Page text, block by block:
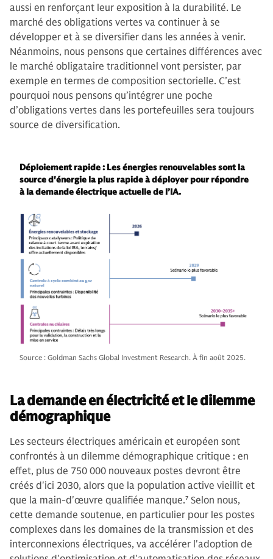
aussi en renforçant leur exposition à la durabilité. Le
marché des obligations vertes va continuer à se
développer et à se diversifier dans les années à venir.
Néanmoins, nous pensons que certaines différences avec
le marché obligataire traditionnel vont persister, par
exemple en termes de composition sectorielle. C’est
pourquoi nous pensons qu’intégrer une poche
d’obligations vertes dans les portefeuilles sera toujours
source de diversification.
Déploiement rapide : Les énergies renouvelables sont la
source d'énergie la plus rapide à déployer pour répondre
à la demande électrique actuelle de l’IA.
Source : Goldman Sachs Global Investment Research. À fin août 2025.
La demande en électricité et le dilemme
démographique
Les secteurs électriques américain et européen sont
confrontés à un dilemme démographique critique : en
effet, plus de 750 000 nouveaux postes devront être
créés d'ici 2030, alors que la population active vieillit et
que la main-d'œuvre qualifiée manque.7 Selon nous,
cette demande soutenue, en particulier pour les postes
complexes dans les domaines de la transmission et des
interconnexions électriques, va accélérer l'adoption de